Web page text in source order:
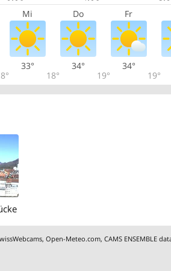
Mi Do Fr
33°
18°
34°
19°
34°
19°
,Open-Meteo.com,CAMS ENSEMBLE